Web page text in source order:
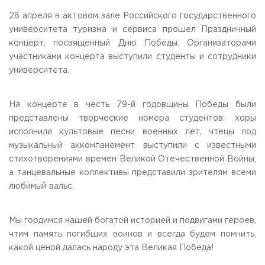
Работа с лицами с ОВЗ и инвалидами
Контакты
Федеральный ресурсный центр
Федеральное учебно-методическое объединение в
системе СПО
Профком
Конкурс ППС
Сведения об образовательной
ЗАКАЗАТЬ ОБРАТНЫЙ ЗВОНОК
пгт. Черкизово,
ул. Главная, 99
ТЕЛЕФОНЫ
+7 (495) 940 83 00
+7 (495) 940 83 58 - Приемная комиссия
obrashenia@rguts.ru
ГРАФИК И РЕЖИМ РАБОТЫ
пн-чт: с 09:00 до 18:00;
пт: с 09:00 до 16:45;
26 апреля в актовом зале Российского государственного
университета туризма и сервиса прошел Праздничный
концерт, посвященный Дню Победы. Организаторами
участниками концерта выступили студенты и сотрудники
университета.
На концерте в честь 79-й годовщины Победы были
представлены творческие номера студентов: хоры
исполнили культовые песни военных лет, чтецы под
музыкальный аккомпанемент выступили с известными
стихотворениями времен Великой Отечественной Войны,
а танцевальные коллективы представили зрителям всеми
любимый вальс.
Мы гордимся нашей богатой историей и подвигами героев,
чтим память погибших воинов и всегда будем помнить,
какой ценой далась народу эта Великая Победа!